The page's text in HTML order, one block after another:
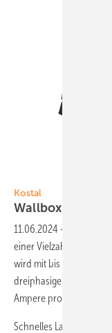
Kostal
Wallbox mit
11.06.2024 -
einer Vielzahl an
wird mit bis zu 3,7
dreiphasigem
Ampere pro Phase.
Schnelles Laden